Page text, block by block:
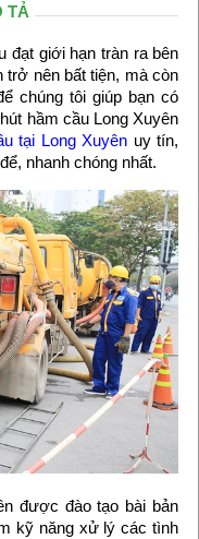
TẢ
đạt giới hạn tràn ra bên
trở nên bất tiện, mà còn
chúng tôi giúp bạn có
hầm cầu Long Xuyên
tại Long Xuyên uy tín,
nhanh chóng nhất.
được đào tạo bài bản
kỹ năng xử lý các tình